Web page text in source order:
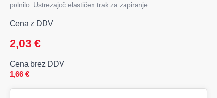
polnilo. Ustrezajoč elastičen trak za zapiranje.
Cena z DDV
2,03 €
Cena brez DDV
1,66 €